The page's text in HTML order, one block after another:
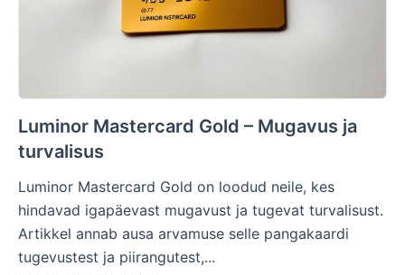
Luminor Mastercard Gold – Mugavus ja
turvalisus
Luminor Mastercard Gold on loodud neile, kes
hindavad igapäevast mugavust ja tugevat turvalisust.
Artikkel annab ausa arvamuse selle pangakaardi
tugevustest ja piirangutest,...